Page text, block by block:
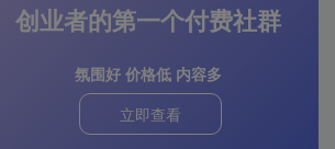
创业者的第一个付费社群
氛围好 价格低 内容多
立即查看